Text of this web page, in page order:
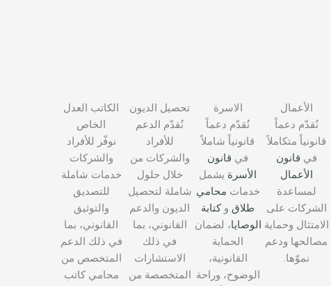
الأعمال
نُقدّم دعماً
قانونياً متكاملاً
في قانون
الأعمال
لمساعدة
الشركات على
الامتثال وحماية
مصالحها ودعم
نموّها.
الاسرة
نُقدّم دعماً
قانونياً شاملاً
في قانون
الأسرة يشمل
خدمات محامي
طلاقوكتابة
الوصايا، لضمان
الحماية
القانونية،
الوضوح، وراحة
تحصيل الديون
نُقدّم الدعم
للأفراد
والشركات من
خلال حلول
شاملة لتحصيل
الديون والدعم
القانوني، بما
في ذلك
الاستشارات
المتخصصة من
الكاتب العدل
الخاص
نوفّر للأفراد
والشركات
خدمات شاملة
للتصديق
والتوثيق
القانوني، بما
في ذلك الدعم
المتخصص من
محامي كاتب